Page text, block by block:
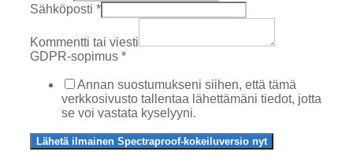
/
GDPR
Sähköposti *
Kommentti tai viesti
GDPR-sopimus *
Annan suostumukseni siihen, että tämä
verkkosivusto tallentaa lähettämäni tiedot, jotta
se voi vastata kyselyyni.
Lähetä ilmainen Spectraproof-kokeiluversio nyt